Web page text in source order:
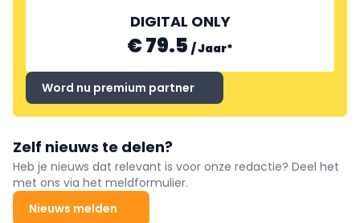
DIGITAL ONLY
€ 79.5 /Jaar*
Word nu premium partner
Zelf nieuws te delen?
Heb je nieuws dat relevant is voor onze redactie? Deel het
met ons via het meldformulier.
Nieuws melden